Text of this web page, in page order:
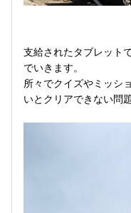
支給されたタブレット
でいきます。
所々でクイズやミッシ
いとクリアできない問